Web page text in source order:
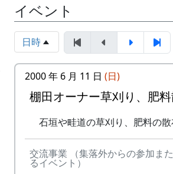
～
京都府立大学文学部歴
岸泰子
旧神光寺跡と多可町の古代山
京都府立大学文学部歴
菱田哲朗
京都府立大学大学院歴史
座談会
参加申込みについて
参加費 : 無料
介。遠くは長崎県や和歌山県から
あったり、老若男女、職業も関心
ラ、非常にバラエティーに富んだ
でした。
開催日
2023年12月3日（日） 10:00 ～
イベント
日時
2000 年 6 月 11 日 (日)
棚田オーナー草刈り、肥
石垣や畦道の草刈り、肥料の散
交流事業 （集落外からの参加ま
るイベント）